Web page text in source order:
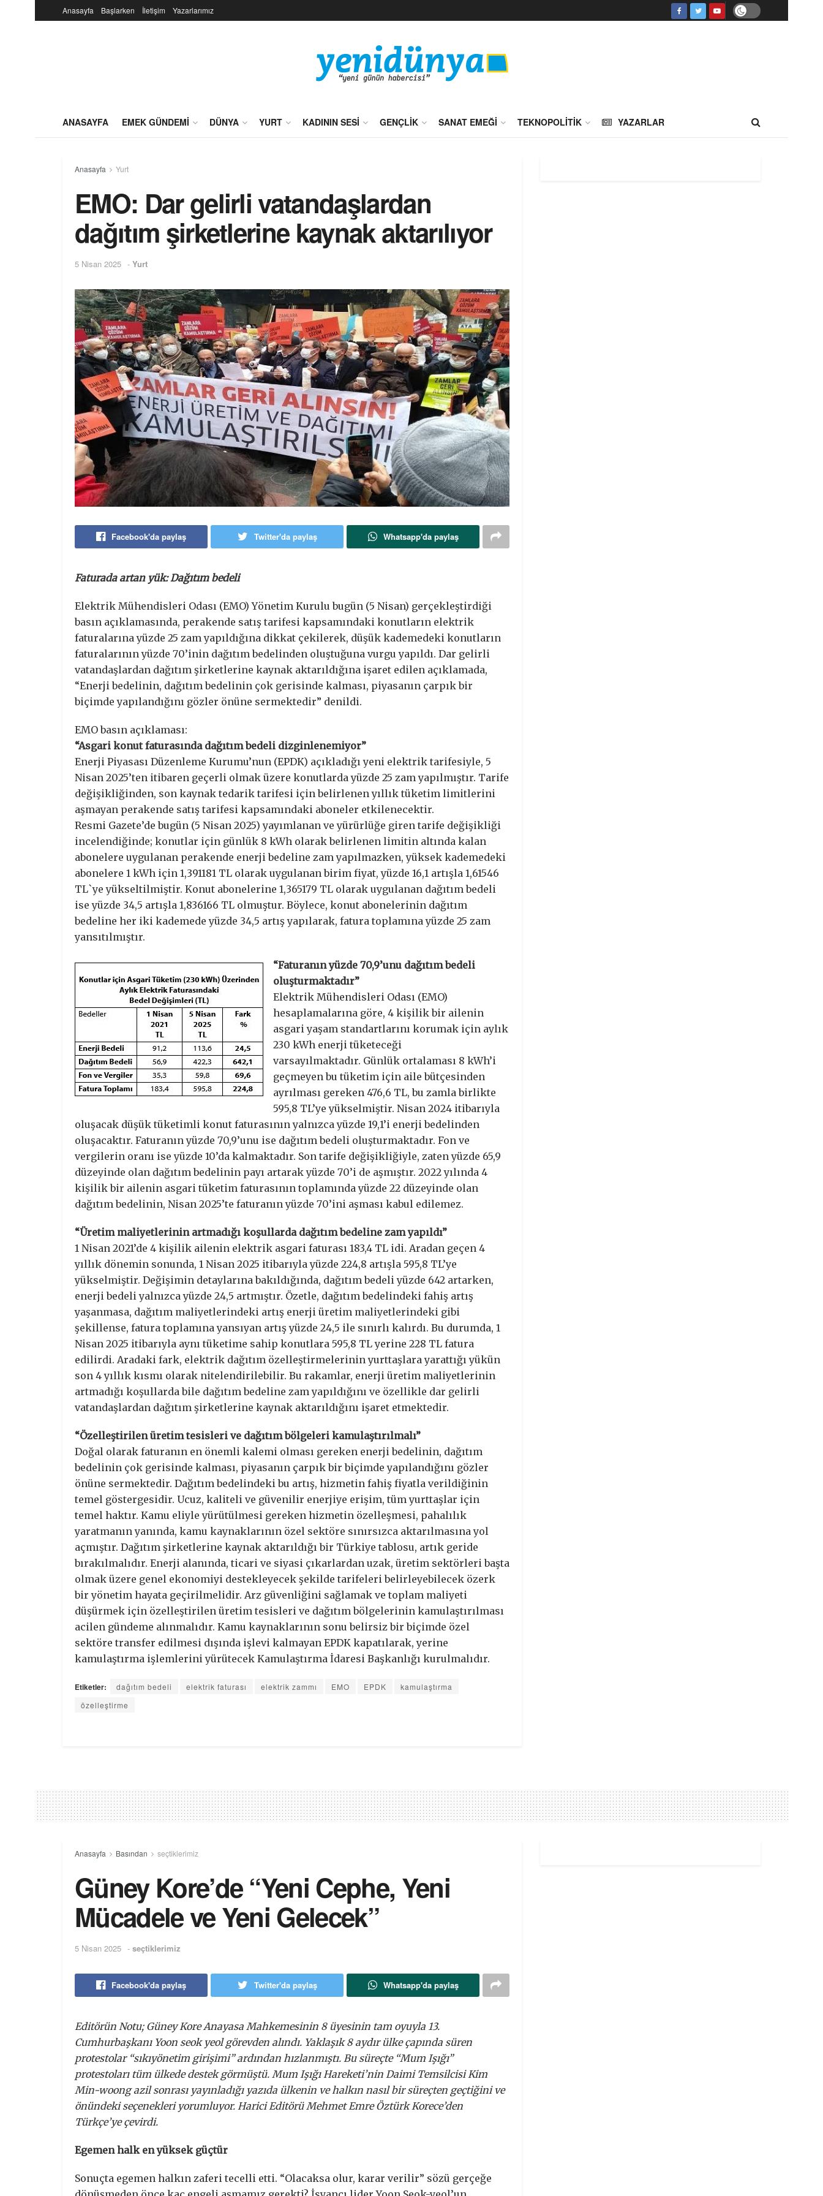
Anasayfa Başlarken İletişim Yazarlarımız
ANASAYFA EMEK GÜNDEMI DÜNYA YURT KADININ SESI GENÇLIK SANAT EMEĞI TEKNOPOLITIK YAZARLAR
Anasayfa Yurt
EMO: Dar gelirli vatandaşlardan
dağıtım şirketlerine kaynak aktarılıyor
5 Nisan 2025 - Yurt
Facebook'da paylaş Twitter'da paylaş Whatsapp'da paylaş
Faturada artan yük: Dağıtım bedeli
Elektrik Mühendisleri Odası (EMO) Yönetim Kurulu bugün (5 Nisan) gerçekleştirdiği
basın açıklamasında, perakende satış tarifesi kapsamındaki konutların elektrik
faturalarına yüzde 25 zam yapıldığına dikkat çekilerek, düşük kademedeki konutların
faturalarının yüzde 70’inin dağıtım bedelinden oluştuğuna vurgu yapıldı. Dar gelirli
vatandaşlardan dağıtım şirketlerine kaynak aktarıldığına işaret edilen açıklamada,
“Enerji bedelinin, dağıtım bedelinin çok gerisinde kalması, piyasanın çarpık bir
biçimde yapılandığını gözler önüne sermektedir” denildi.
EMO basın açıklaması:
“Asgari konut faturasında dağıtım bedeli dizginlenemiyor”
Enerji Piyasası Düzenleme Kurumu’nun (EPDK) açıkladığı yeni elektrik tarifesiyle, 5
Nisan 2025’ten itibaren geçerli olmak üzere konutlarda yüzde 25 zam yapılmıştır. Tarife
değişikliğinden, son kaynak tedarik tarifesi için belirlenen yıllık tüketim limitlerini
aşmayan perakende satış tarifesi kapsamındaki aboneler etkilenecektir.
Resmi Gazete’de bugün (5 Nisan 2025) yayımlanan ve yürürlüğe giren tarife değişikliği
incelendiğinde; konutlar için günlük 8 kWh olarak belirlenen limitin altında kalan
abonelere uygulanan perakende enerji bedeline zam yapılmazken, yüksek kademedeki
abonelere 1 kWh için 1,391181 TL olarak uygulanan birim fiyat, yüzde 16,1 artışla 1,61546
TL`ye yükseltilmiştir. Konut abonelerine 1,365179 TL olarak uygulanan dağıtım bedeli
ise yüzde 34,5 artışla 1,836166 TL olmuştur. Böylece, konut abonelerinin dağıtım
bedeline her iki kademede yüzde 34,5 artış yapılarak, fatura toplamına yüzde 25 zam
yansıtılmıştır.
“Faturanın yüzde 70,9’unu dağıtım bedeli
oluşturmaktadır”
Elektrik Mühendisleri Odası (EMO)
hesaplamalarına göre, 4 kişilik bir ailenin
asgari yaşam standartlarını korumak için aylık
230 kWh enerji tüketeceği
varsayılmaktadır. Günlük ortalaması 8 kWh’i
geçmeyen bu tüketim için aile bütçesinden
ayrılması gereken 476,6 TL, bu zamla birlikte
595,8 TL’ye yükselmiştir. Nisan 2024 itibarıyla
oluşacak düşük tüketimli konut faturasının yalnızca yüzde 19,1’i enerji bedelinden
oluşacaktır. Faturanın yüzde 70,9’unu ise dağıtım bedeli oluşturmaktadır. Fon ve
vergilerin oranı ise yüzde 10’da kalmaktadır. Son tarife değişikliğiyle, zaten yüzde 65,9
düzeyinde olan dağıtım bedelinin payı artarak yüzde 70’i de aşmıştır. 2022 yılında 4
kişilik bir ailenin asgari tüketim faturasının toplamında yüzde 22 düzeyinde olan
dağıtım bedelinin, Nisan 2025’te faturanın yüzde 70’ini aşması kabul edilemez.
“Üretim maliyetlerinin artmadığı koşullarda dağıtım bedeline zam yapıldı”
1 Nisan 2021’de 4 kişilik ailenin elektrik asgari faturası 183,4 TL idi. Aradan geçen 4
yıllık dönemin sonunda, 1 Nisan 2025 itibarıyla yüzde 224,8 artışla 595,8 TL’ye
yükselmiştir. Değişimin detaylarına bakıldığında, dağıtım bedeli yüzde 642 artarken,
enerji bedeli yalnızca yüzde 24,5 artmıştır. Özetle, dağıtım bedelindeki fahiş artış
yaşanmasa, dağıtım maliyetlerindeki artış enerji üretim maliyetlerindeki gibi
şekillense, fatura toplamına yansıyan artış yüzde 24,5 ile sınırlı kalırdı. Bu durumda, 1
Nisan 2025 itibarıyla aynı tüketime sahip konutlara 595,8 TL yerine 228 TL fatura
edilirdi. Aradaki fark, elektrik dağıtım özelleştirmelerinin yurttaşlara yarattığı yükün
son 4 yıllık kısmı olarak nitelendirilebilir. Bu rakamlar, enerji üretim maliyetlerinin
artmadığı koşullarda bile dağıtım bedeline zam yapıldığını ve özellikle dar gelirli
vatandaşlardan dağıtım şirketlerine kaynak aktarıldığını işaret etmektedir.
“Özelleştirilen üretim tesisleri ve dağıtım bölgeleri kamulaştırılmalı”
Doğal olarak faturanın en önemli kalemi olması gereken enerji bedelinin, dağıtım
bedelinin çok gerisinde kalması, piyasanın çarpık bir biçimde yapılandığını gözler
önüne sermektedir. Dağıtım bedelindeki bu artış, hizmetin fahiş fiyatla verildiğinin
temel göstergesidir. Ucuz, kaliteli ve güvenilir enerjiye erişim, tüm yurttaşlar için
temel haktır. Kamu eliyle yürütülmesi gereken hizmetin özelleşmesi, pahalılık
yaratmanın yanında, kamu kaynaklarının özel sektöre sınırsızca aktarılmasına yol
açmıştır. Dağıtım şirketlerine kaynak aktarıldığı bir Türkiye tablosu, artık geride
bırakılmalıdır. Enerji alanında, ticari ve siyasi çıkarlardan uzak, üretim sektörleri başta
olmak üzere genel ekonomiyi destekleyecek şekilde tarifeleri belirleyebilecek özerk
bir yönetim hayata geçirilmelidir. Arz güvenliğini sağlamak ve toplam maliyeti
düşürmek için özelleştirilen üretim tesisleri ve dağıtım bölgelerinin kamulaştırılması
acilen gündeme alınmalıdır. Kamu kaynaklarının sonu belirsiz bir biçimde özel
sektöre transfer edilmesi dışında işlevi kalmayan EPDK kapatılarak, yerine
kamulaştırma işlemlerini yürütecek Kamulaştırma İdaresi Başkanlığı kurulmalıdır.
Etiketler: dağıtım bedeli elektrik faturası elektrik zammı EMO EPDK
kamulaştırma
özelleştirme
Anasayfa Basından seçtiklerimiz
Güney Kore’de “Yeni Cephe, Yeni
Mücadele ve Yeni Gelecek”
5 Nisan 2025 - seçtiklerimiz
Facebook'da paylaş Twitter'da paylaş Whatsapp'da paylaş
Editörün Notu; Güney Kore Anayasa Mahkemesinin 8 üyesinin tam oyuyla 13.
Cumhurbaşkanı Yoon seok yeol görevden alındı. Yaklaşık 8 aydır ülke çapında süren
protestolar “sıkıyönetim girişimi” ardından hızlanmıştı. Bu süreçte “Mum Işığı”
protestoları tüm ülkede destek görmüştü. Mum Işığı Hareketi’nin Daimi Temsilcisi Kim
Min-woong azil sonrası yayınladığı yazıda ülkenin ve halkın nasıl bir süreçten geçtiğini ve
önündeki seçenekleri yorumluyor. Harici Editörü Mehmet Emre Öztürk Korece’den
Türkçe’ye çevirdi.
Egemen halk en yüksek güçtür
Sonuçta egemen halkın zaferi tecelli etti. “Olacaksa olur, karar verilir” sözü gerçeğe